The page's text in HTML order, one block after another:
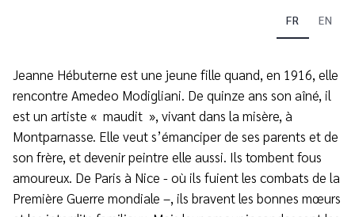
FR EN
Jeanne Hébuterne est une jeune fille quand, en 1916, elle
rencontre Amedeo Modigliani. De quinze ans son aîné, il
est un artiste « maudit », vivant dans la misère, à
Montparnasse. Elle veut s’émanciper de ses parents et de
son frère, et devenir peintre elle aussi. Ils tombent fous
amoureux. De Paris à Nice - où ils fuient les combats de la
Première Guerre mondiale –, ils bravent les bonnes mœurs